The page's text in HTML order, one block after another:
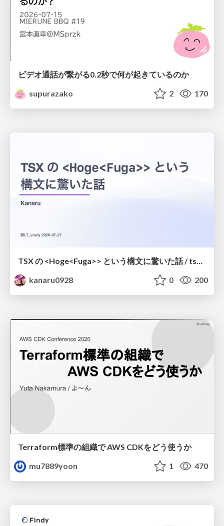
ビデオ通話が繋がる0.2秒で何が起きているのか
supurazako
2 170
kanaru0928
0 200
Terraform標準の組織で AWS CDKをどう使うか
mu7889yoon
1 470